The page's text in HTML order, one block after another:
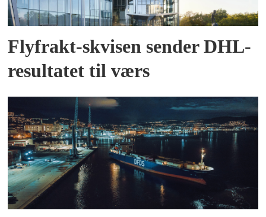
Flyfrakt-skvisen sender DHL-
resultatet til værs